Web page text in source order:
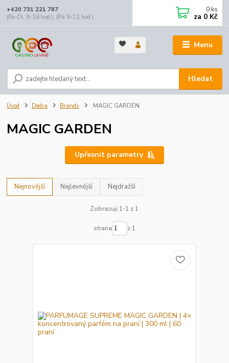
Menu
Hledat
+420 731 221 787
(Po-Čt, 9-16 hod.), (Pá 9-12 hod.)
0 ks
za 0 Kč
Úvod Dedra Brands MAGIC GARDEN
MAGIC GARDEN
Upřesnit parametry
Nejnovější Nejlevnější Nejdražší
Zobrazuji 1-1 z 1
strana z 1